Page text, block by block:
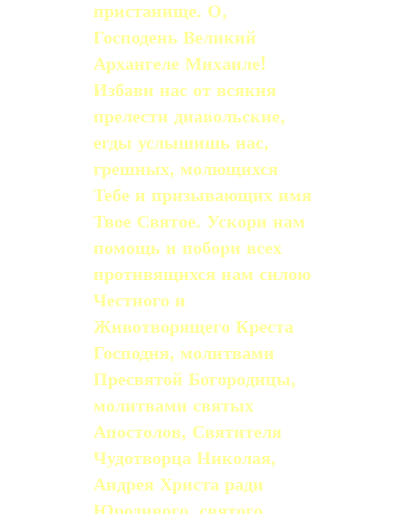
пристанище. О,
Господень Великий
Архангеле Михаиле!
Избави нас от всякия
прелести диавольские,
егды услышишь нас,
грешных, молющихся
Тебе и при­зывающих имя
Твое Святое. Ускори нам
помощь и побори всех
противящихся нам силою
Честного и
Животворящего Креста
Господня, молитвами
Пресвятой Богоро­дицы,
молитвами святых
Апостолов, Святителя
Чудотворца Николая,
Андрея Христа ради